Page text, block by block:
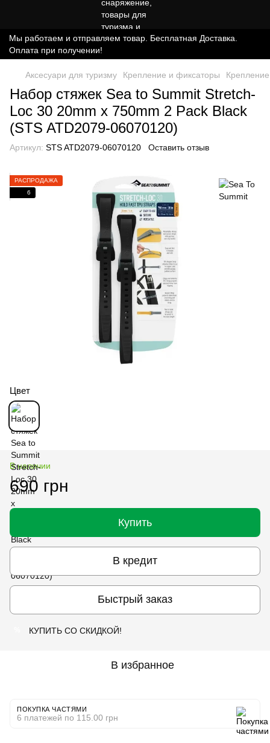
Мы работаем и отправляем товар. Бесплатная Доставка.
Оплата при получении!
Аксесуари для туризму Крепление и фиксаторы
Набор стяжек Sea to Summit Stretch-
Loc 30 20mm x 750mm 2 Pack Black
(STS ATD2079-06070120)
Артикул: STS ATD2079-06070120 Оставить отзыв
РАСПРОДАЖА
6
Цвет
В наличии
690 грн
Купить
В кредит
Быстрый заказ
КУПИТЬ СО СКИДКОЙ!
В избранное
ПОКУПКА ЧАСТЯМИ
6 платежей по 115.00 грн